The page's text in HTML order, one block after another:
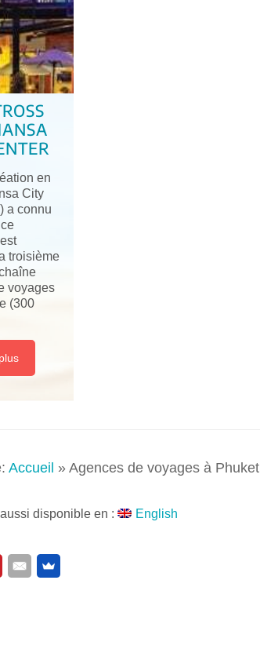
en
City
a connu
troisième
voyages
(300
Accueil » Agences de voyages à Phuket
disponible en : English